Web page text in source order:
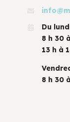
Du
8 h 30
13 h à
8 h 30